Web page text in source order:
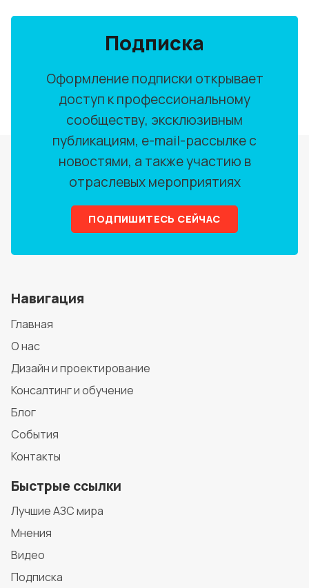
Подписка
Оформление подписки открывает
доступ к профессиональному
сообществу, эксклюзивным
публикациям, e-mail-рассылке с
новостями, а также участию в
отраслевых мероприятиях
ПОДПИШИТЕСЬ СЕЙЧАС
Навигация
Главная
О нас
Дизайн и проектирование
Консалтинг и обучение
Блог
События
Контакты
Быстрые ссылки
Лучшие АЗС мира
Мнения
Видео
Подписка